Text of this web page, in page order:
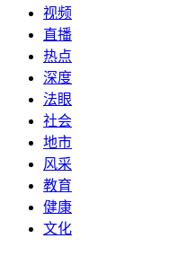
视频
直播
热点
深度
法眼
社会
地市
风采
教育
健康
文化